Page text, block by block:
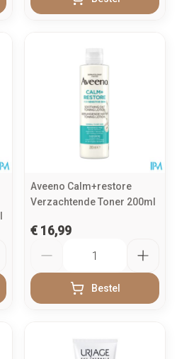
Aveeno Calm+restore
Verzachtende Toner 200ml
€ 16,99
Bestel